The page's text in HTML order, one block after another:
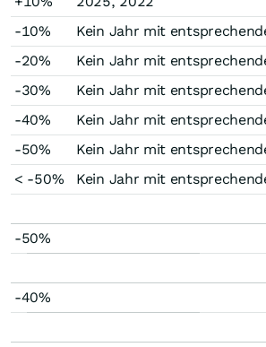
-10%
Kein Jahr mit
-20%
Kein Jahr mit
-30%
Kein Jahr mit
-40%
Kein Jahr mit
-50%
Kein Jahr mit
< -50%
Kein Jahr mit
-50%
-40%